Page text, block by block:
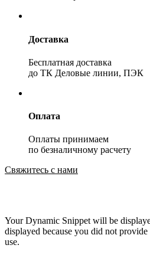
Доставка
Бесплатная доставка
до ТК Деловые линии, ПЭК
Оплата
Оплаты принимаем
по безналичному расчету
Свяжитесь с нами
Your Dynamic Snippet will be
displayed because you did not
use.